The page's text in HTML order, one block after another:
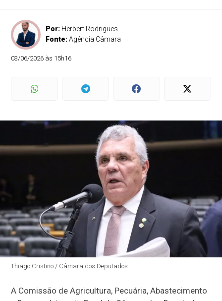
Por: Herbert Rodrigues
Fonte:Agência Câmara
03/06/2026 às 15h16
Thiago Cristino / Câmara dos Deputados
A Comissão de Agricultura, Pecuária, Abastecimento